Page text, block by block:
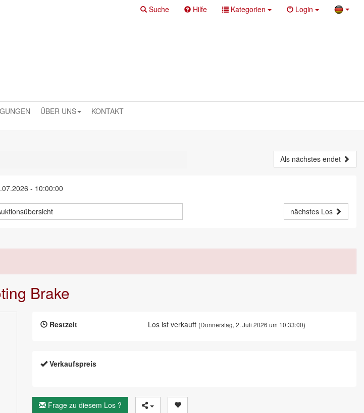
Suche Hilfe Kategorien Login
ÜBER UNS KONTAKT
Als nächstes endet
- 10:00:00
nächstes Los
Brake
Restzeit Los ist verkauft (Donnerstag, 2. Juli 2026 um 10:33:00)
Verkaufspreis
Frage zu diesem Los ?